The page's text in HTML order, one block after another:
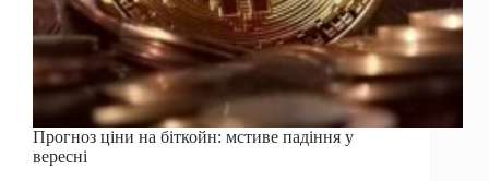
Прогноз ціни на біткойн: мстиве падіння у
вересні